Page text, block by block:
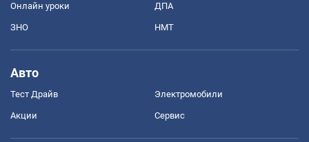
Онлайн уроки ДПА
ЗНО НМТ
Авто
Тест Драйв Электромобили
Акции Сервис